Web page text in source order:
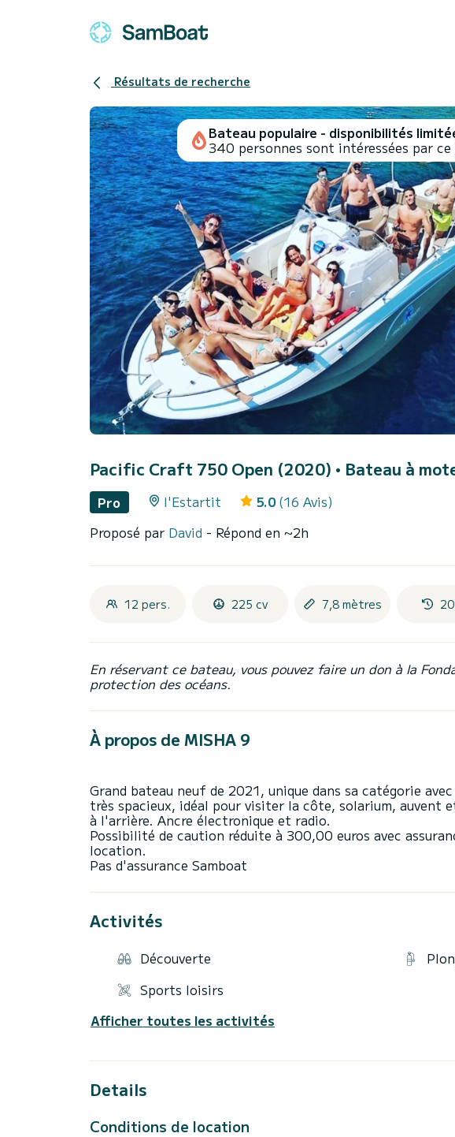
Résultats de recherche
Bateau populaire - disponibilités
340 personnes sont intéressées par ce
Pacific Craft 750 Open (2020) • Bateau à
Pro l'Estartit 5.0 (16 Avis)
Proposé par David - Répond en ~2h
12 pers. 225 cv 7,8 mètres
En réservant ce bateau, vous pouvez faire un don à la
protection des océans.
À propos de MISHA 9
Grand bateau neuf de 2021, unique dans sa catégorie
très spacieux, idéal pour visiter la côte, solarium, auvent
à l'arrière. Ancre électronique et radio.
Possibilité de caution réduite à 300,00 euros avec
location.
Activités
Découverte
Sports loisirs
Afficher toutes les activités
Details
Conditions de location